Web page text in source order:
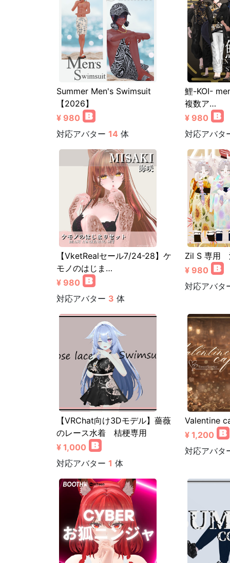
Summer Men's Swimsuit
【2026】
¥ 980
対応アバター 14 体
鯉-KOI-
複数ア…
¥ 980
対応アバタ
【VketRealセール7/24-28】ケ
モノのはじま…
¥ 980
対応アバター 3 体
Zil S 専用
¥ 980
対応アバタ
【VRChat向け3Dモデル】薔薇
のレース水着 桔梗専用
¥ 1,000
対応アバター 1 体
Valentine
¥ 1,200
対応アバタ